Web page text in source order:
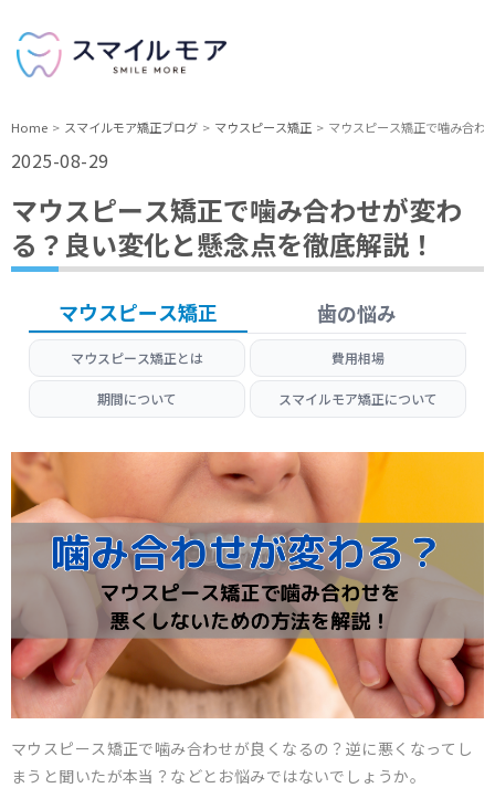
Home スマイルモア矯正ブログ マウスピース矯正 マウスピース矯正で噛み合わ
2025-08-29
マウスピース矯正で噛み合わせが変わ
る？良い変化と懸念点を徹底解説！
マウスピース矯正 歯の悩み
マウスピース矯正とは 費用相場
期間について スマイルモア矯正について
マウスピース矯正で噛み合わせが良くなるの？逆に悪くなってし
まうと聞いたが本当？などとお悩みではないでしょうか。